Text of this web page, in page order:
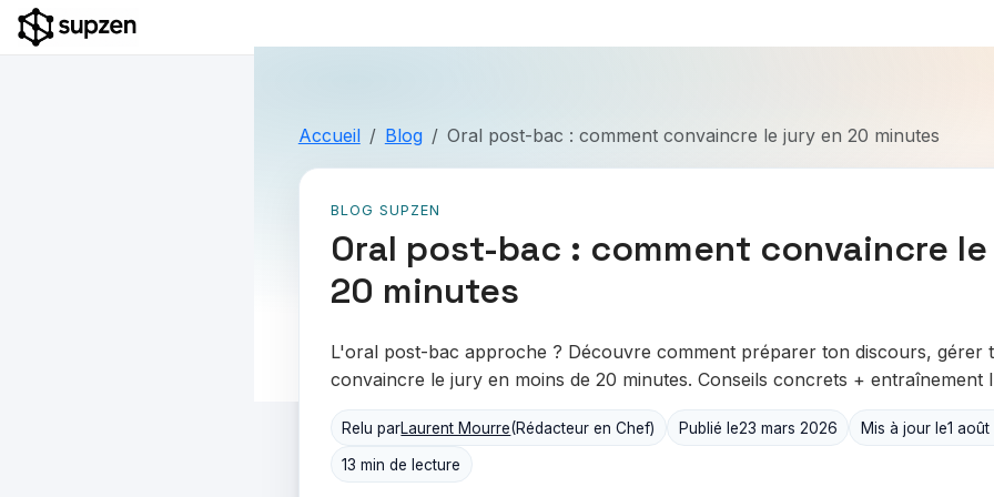
Accueil Blog Oral post-bac : comment convaincre le jury en 20 minutes
BLOG SUPZEN
Oral post-bac : comment convaincre
20 minutes
L'oral post-bac approche ? Découvre comment préparer ton discours, gérer
convaincre le jury en moins de 20 minutes. Conseils concrets + entraînement
Relu parLaurent Mourre(Rédacteur en Chef) Publié le23 mars 2026 Mis à jour le1
13 min de lecture